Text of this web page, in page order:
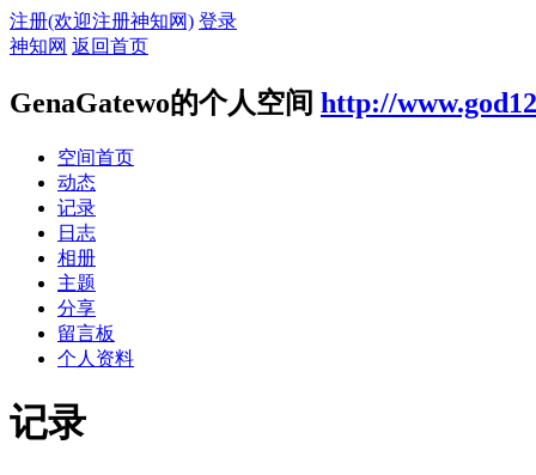
注册(欢迎注册神知网) 登录
神知网 返回首页
GenaGatewo的个人空间 http://
空间首页
动态
记录
日志
相册
主题
分享
留言板
个人资料
记录